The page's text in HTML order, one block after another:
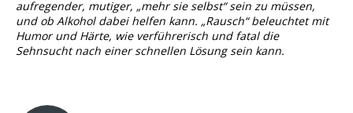
aufregender, mutiger, „mehr sie selbst“ sein zu müssen,
und ob Alkohol dabei helfen kann. „Rausch“ beleuchtet mit
Humor und Härte, wie verführerisch und fatal die
Sehnsucht nach einer schnellen Lösung sein kann.